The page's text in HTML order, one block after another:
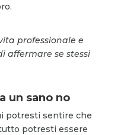
professionale e
affermare se stessi
un sano no
potresti sentire che
potresti essere